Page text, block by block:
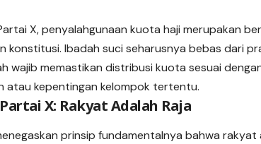
X, penyalahgunaan kuota haji merupakan
konstitusi. Ibadah suci seharusnya bebas dari
wajib memastikan distribusi kuota sesuai
atau kepentingan kelompok tertentu.
X: Rakyat Adalah Raja
prinsip fundamentalnya bahwa rakyat